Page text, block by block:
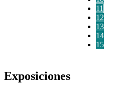
11
12
13
14
15
Exposiciones